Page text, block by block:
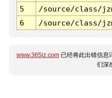
5
/source/class/
6
/source/class/
www.365jz.com 已经将此出错信息
们深